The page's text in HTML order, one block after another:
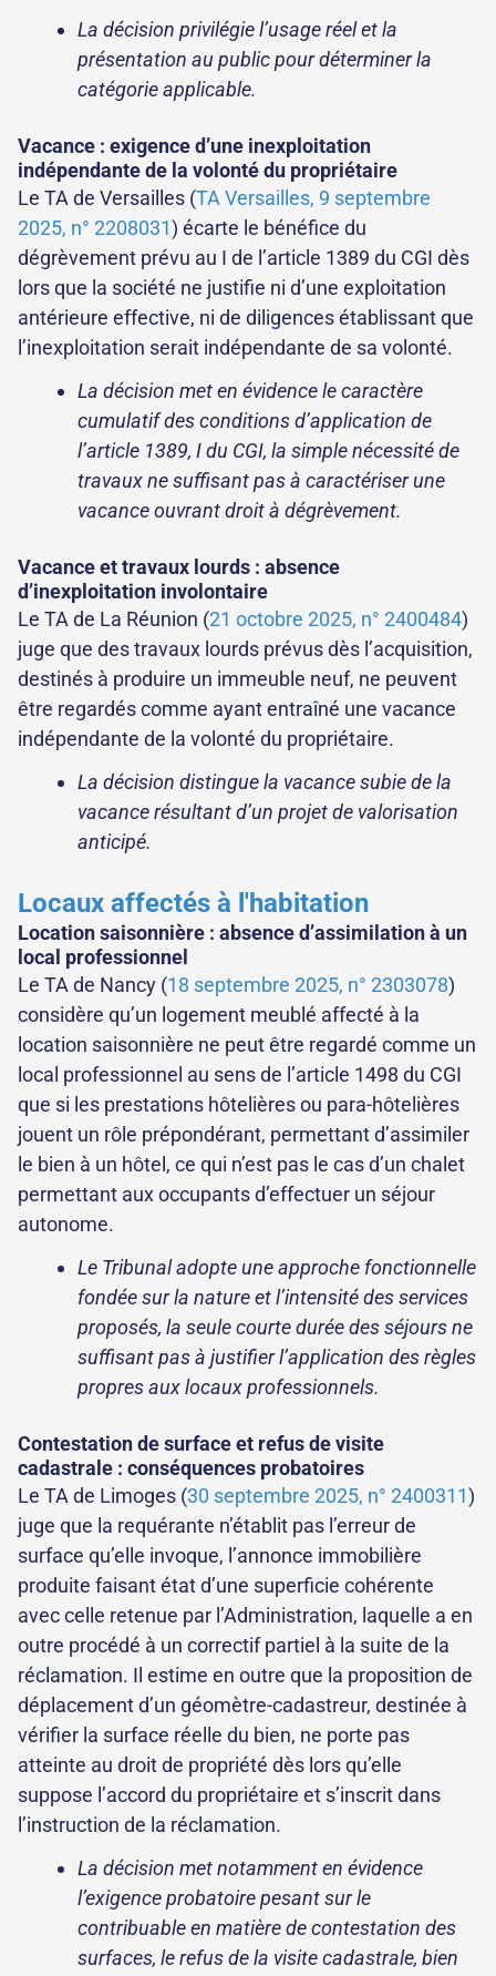
La décision privilégie l’usage réel et la
présentation au public pour déterminer la
catégorie applicable.
Vacance : exigence d’une inexploitation
indépendante de la volonté du propriétaire
Le TA de Versailles (TA Versailles, 9 septembre
2025, n° 2208031) écarte le bénéfice du
dégrèvement prévu au I de l’article 1389 du CGI dès
lors que la société ne justifie ni d’une exploitation
antérieure effective, ni de diligences établissant que
l’inexploitation serait indépendante de sa volonté.
La décision met en évidence le caractère
cumulatif des conditions d’application de
l’article 1389, I du CGI, la simple nécessité de
travaux ne suffisant pas à caractériser une
vacance ouvrant droit à dégrèvement.
Vacance et travaux lourds : absence
d’inexploitation involontaire
Le TA de La Réunion (21 octobre 2025, n° 2400484)
juge que des travaux lourds prévus dès l’acquisition,
destinés à produire un immeuble neuf, ne peuvent
être regardés comme ayant entraîné une vacance
indépendante de la volonté du propriétaire.
La décision distingue la vacance subie de la
vacance résultant d’un projet de valorisation
anticipé.
Locaux affectés à l'habitation
Location saisonnière : absence d’assimilation à un
local professionnel
Le TA de Nancy (18 septembre 2025, n° 2303078)
considère qu’un logement meublé affecté à la
location saisonnière ne peut être regardé comme un
local professionnel au sens de l’article 1498 du CGI
que si les prestations hôtelières ou para-hôtelières
jouent un rôle prépondérant, permettant d’assimiler
le bien à un hôtel, ce qui n’est pas le cas d’un chalet
permettant aux occupants d’effectuer un séjour
autonome.
Le Tribunal adopte une approche fonctionnelle
fondée sur la nature et l’intensité des services
proposés, la seule courte durée des séjours ne
suffisant pas à justifier l’application des règles
propres aux locaux professionnels.
Contestation de surface et refus de visite
cadastrale : conséquences probatoires
Le TA de Limoges (30 septembre 2025, n° 2400311)
juge que la requérante n’établit pas l’erreur de
surface qu’elle invoque, l’annonce immobilière
produite faisant état d’une superficie cohérente
avec celle retenue par l’Administration, laquelle a en
outre procédé à un correctif partiel à la suite de la
réclamation. Il estime en outre que la proposition de
déplacement d’un géomètre-cadastreur, destinée à
vérifier la surface réelle du bien, ne porte pas
atteinte au droit de propriété dès lors qu’elle
suppose l’accord du propriétaire et s’inscrit dans
l’instruction de la réclamation.
La décision met notamment en évidence
l’exigence probatoire pesant sur le
contribuable en matière de contestation des
surfaces, le refus de la visite cadastrale, bien